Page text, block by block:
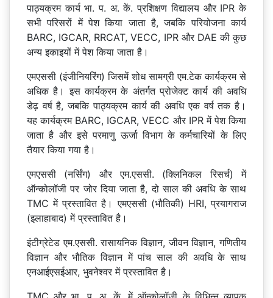
पाठ्यक्रम कार्य भा. प. अ. कें. प्रशिक्षण विद्यालय और IPR के
सभी परिसरों में पेश किया जाता है, जबकि परियोजना कार्य
BARC, IGCAR, RRCAT, VECC, IPR और DAE की कुछ
अन्य इकाइयों में पेश किया जाता है।
एमएससी (इंजीनियरिंग) जिसमें शोध सामग्री एम.टेक कार्यक्रम से
अधिक है। इस कार्यक्रम के अंतर्गत प्रोजेक्ट कार्य की अवधि
डेढ़ वर्ष है, जबकि पाठ्यक्रम कार्य की अवधि एक वर्ष तक है।
यह कार्यक्रम BARC, IGCAR, VECC और IPR में पेश किया
जाता है और इसे परमाणु ऊर्जा विभाग के कर्मचारियों के लिए
तैयार किया गया है।
एमएससी (नर्सिंग) और एम.एससी. (क्लिनिकल रिसर्च) में
ऑन्कोलॉजी पर जोर दिया जाता है, दो साल की अवधि के साथ
TMC में प्रस्तावित है। एमएससी (भौतिकी) HRI, प्रयागराज
(इलाहाबाद) में प्रस्तावित है।
इंटीग्रेटेड एम.एससी. रासायनिक विज्ञान, जीवन विज्ञान, गणितीय
विज्ञान और भौतिक विज्ञान में पांच साल की अवधि के साथ
एनआईएसईआर, भुवनेश्वर में प्रस्तावित है।